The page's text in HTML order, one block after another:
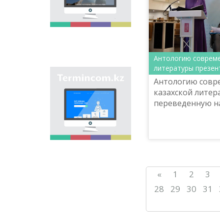
ономастических
названий путем
сбора информации о
единой базы
казахской
ономастики.
Сайт «termincom.kz»
вносит вклад в
систематизацию
казахской
терминологии,
пополнение
терминологического
запаса, приведение
Антологию
литературы
Антологию
казахской
переведенную
« 1 2 3
28
29 30 31